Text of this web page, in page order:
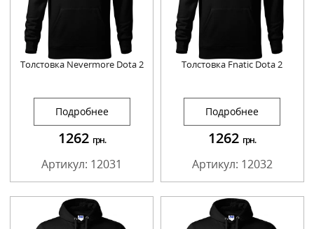
Толстовка Nevermore Dota 2
Подробнее
1262 грн.
Артикул: 12031
Толстовка Fnatic Dota 2
Подробнее
1262 грн.
Артикул: 12032